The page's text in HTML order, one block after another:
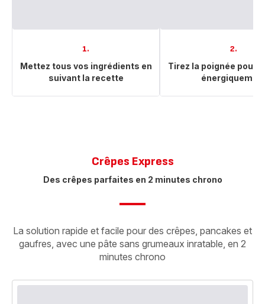
1.
Mettez tous vos ingrédients en
suivant la recette
2.
Tirez la poignée pour
Crêpes Express​
Des crêpes parfaites en 2 minutes chrono
La solution rapide et facile pour des crêpes, pancakes et
gaufres, avec une pâte sans grumeaux inratable, en 2
minutes chrono​